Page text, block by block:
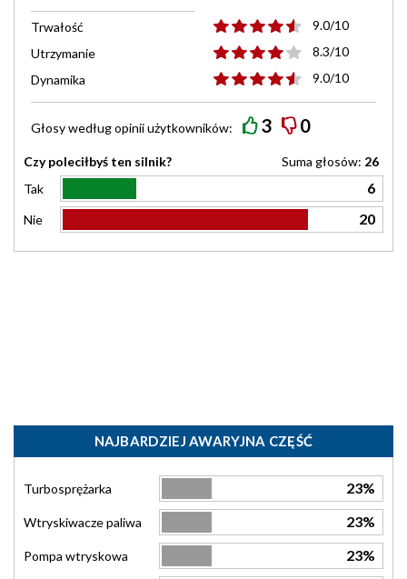
Trwałość
9.0/10
Utrzymanie
8.3/10
Dynamika
9.0/10
Głosy wedługopiniiużytkowników: 3 0
Czy poleciłbyś ten silnik? Suma głosów: 26
Tak
6
Nie 20
NAJBARDZIEJ AWARYJNA CZĘŚĆ
Turbosprężarka 23%
Wtryskiwacze paliwa 23%
Pompa wtryskowa 23%